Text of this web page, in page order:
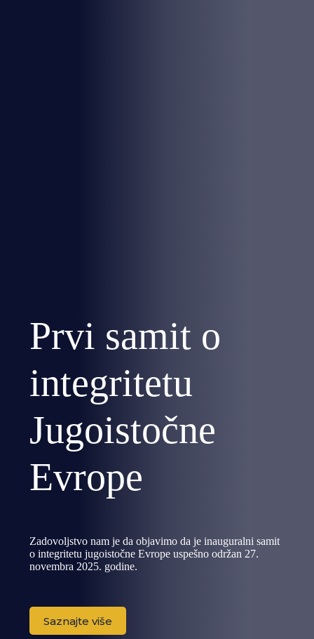
Prvi samit o
integritetu
Jugoistočne
Evrope
Zadovoljstvo nam je da objavimo da je inauguralni samit
o integritetu jugoistočne Evrope uspešno održan 27.
novembra 2025. godine.
Saznajte više